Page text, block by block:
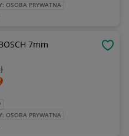
OSOBA PRYWATNA
7mm
OSOBA PRYWATNA